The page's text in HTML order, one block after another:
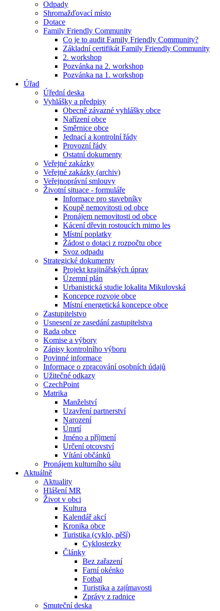
Odpady
Shromažďovací místo
Dotace
Family Friendly Community
Co je to audit Family Friendly Community?
Základní certifikát Family Friendly Community
2. workshop
Pozvánka na 2. workshop
Pozvánka na 1. workshop
Úřad
Úřední deska
Vyhlášky a předpisy
Obecně závazné vyhlášky obce
Nařízení obce
Směrnice obce
Jednací a kontrolní řády
Provozní řády
Ostatní dokumenty
Veřejné zakázky
Veřejné zakázky (archiv)
Veřejnoprávní smlouvy
Životní situace - formuláře
Informace pro stavebníky
Koupě nemovitosti od obce
Pronájem nemovitosti od obce
Kácení dřevin rostoucích mimo les
Místní poplatky
Žádost o dotaci z rozpočtu obce
Svoz odpadu
Strategické dokumenty
Projekt krajinářských úprav
Územní plán
Urbanistická studie lokalita Mikulovská
Koncepce rozvoje obce
Místní energetická koncepce obce
Zastupitelstvo
Usnesení ze zasedání zastupitelstva
Rada obce
Komise a výbory
Zápisy kontrolního výboru
Povinné informace
Informace o zpracování osobních údajů
Užitečné odkazy
CzechPoint
Matrika
Manželství
Uzavření partnerství
Narození
Úmrtí
Jméno a příjmení
Určení otcovství
Vítání občánků
Pronájem kulturního sálu
Aktuálně
Aktuality
Hlášení MR
Život v obci
Kultura
Kalendář akcí
Kronika obce
Turistika (cyklo, pěší)
Cyklostezky
Články
Bez zařazení
Farní okénko
Fotbal
Turistika a zajímavosti
Zprávy z radnice
Smuteční deska